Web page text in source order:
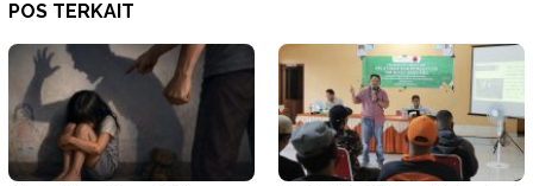
POS TERKAIT